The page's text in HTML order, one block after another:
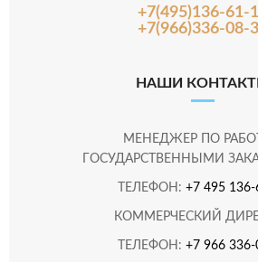
+7(495)136-61-
+7(966)336-08-
НАШИ
МЕНЕДЖЕР ПО
ГОСУДАРСТВЕННЫМИ
ТЕЛЕФОН: +7 495 136-
КОММЕРЧЕСКИЙ
ТЕЛЕФОН: +7 966 336-